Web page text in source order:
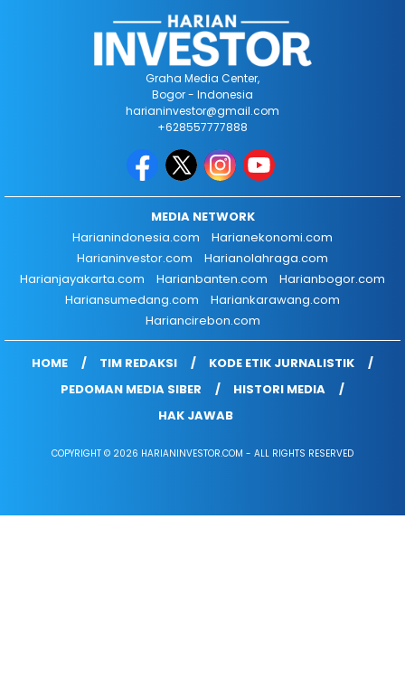
Graha Media Center,
Bogor - Indonesia
harianinvestor@gmail.com
+628557777888
MEDIA NETWORK
Harianindonesia.com
Harianekonomi.com
Harianinvestor.com
Harianolahraga.com
Harianjayakarta.com
Harianbanten.com
Harianbogor.com
Hariansumedang.com
Hariankarawang.com
Hariancirebon.com
HOME TIM REDAKSI
KODE ETIK JURNALISTIK
PEDOMAN MEDIA SIBER
HISTORI MEDIA
HAK JAWAB
COPYRIGHT © 2026 HARIANINVESTOR.COM - ALL RIGHTS RESERVED